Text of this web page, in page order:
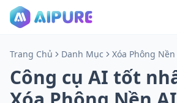
Trang Chủ Danh Mục Xóa Phông Nền
Công cụ AI tốt